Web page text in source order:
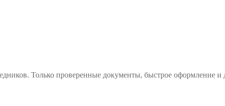
Только проверенные документы, быстрое оформление и